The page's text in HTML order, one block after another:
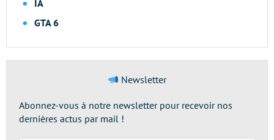
IA
GTA 6
Newsletter
Abonnez-vous à notre newsletter pour recevoir nos
dernières actus par mail !